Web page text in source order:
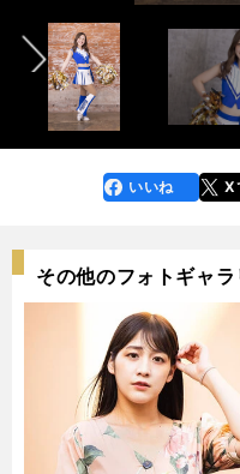
faceboo
k
いいね X
その他のフォトギャラ